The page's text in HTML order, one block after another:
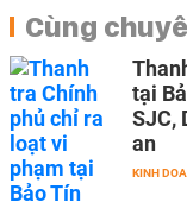
Cùng
tại
SJC,
an
KINH